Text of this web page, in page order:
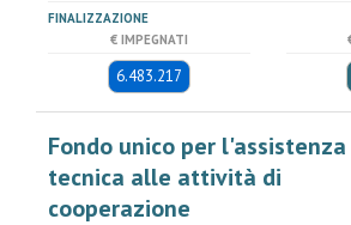
FINALIZZAZIONE
€ IMPEGNATI
6.483.217
Fondo unico per l'assistenza
tecnica alle attività di
cooperazione